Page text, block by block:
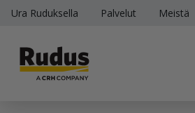
Ura Ruduksella Palvelut Meistä